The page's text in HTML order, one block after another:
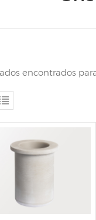
encontrados